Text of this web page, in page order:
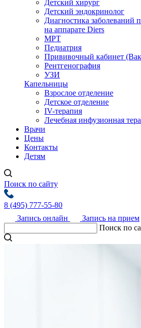
Детский хирург
Детский эндокринолог
Диагностика заболеваний
на аппарате Diers
МРТ
Педиатрия
Прививочный кабинет
Рентгенография
УЗИ
Капельницы
Взрослое отделение
Детское отделение
IV-терапия
Лечебная инфузионная
Врачи
Цены
Контакты
Детям
Поиск по сайту
8 (495) 777-55-80
Запись онлайн
Запись на прием
Поиск по